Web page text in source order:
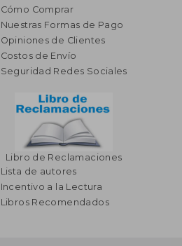
Cómo Comprar
Nuestras Formas de Pago
Opiniones de Clientes
Costos de Envío
Seguridad Redes Sociales
Libro de Reclamaciones
Lista de autores
Incentivo a la Lectura
Libros Recomendados